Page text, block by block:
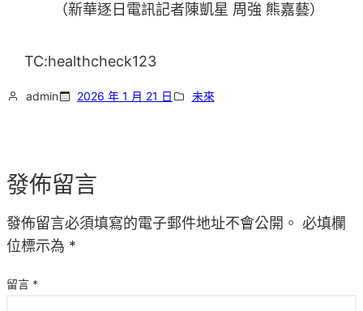
（新華逐日電訊記者陳凱星 周強 熊嘉藝）
TC:healthcheck123
admin 2026 年 1 月 21 日 未來
發佈留言
發佈留言必須填寫的電子郵件地址不會公開。 必填欄
位標示為 *
留言 *